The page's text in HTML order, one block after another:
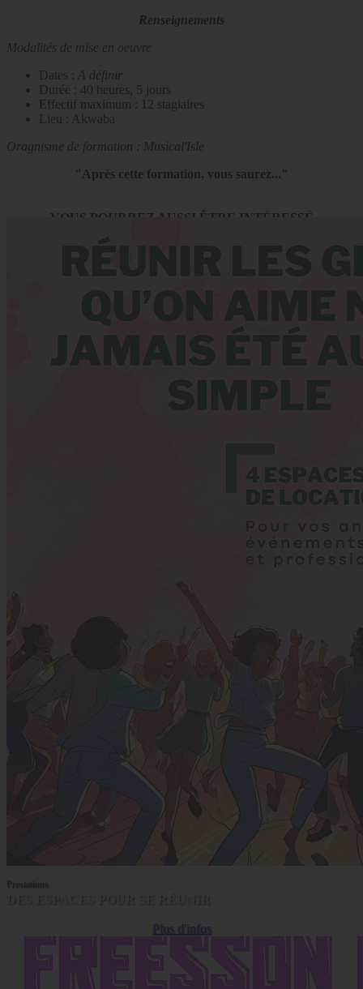
Renseignements
Modalités de mise en oeuvre
Dates :
A définir
Durée : 40 heures, 5 jours
Effectif maximum : 12 stagiaires
Lieu : Akwaba
Oragnisme de formation : Musical'Isle​​​​​​
"Après cette formation, vous saurez..."
VOUS POURREZ AUSSI ÊTRE INTÉRESSÉ
Prestations
Plus d'infos